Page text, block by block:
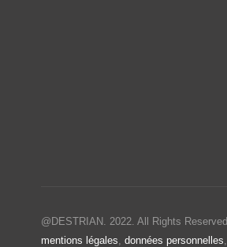
@DESTRIAN. 2022. All Rights Reserved,
mentions légales données personnelles